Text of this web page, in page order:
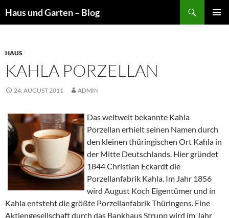
Haus und Garten – Blog
HAUS
KAHLA PORZELLAN
24. AUGUST 2011 ADMIN
Das weltweit bekannte Kahla
Porzellan erhielt seinen Namen durch
den kleinen thüringischen Ort Kahla in
der Mitte Deutschlands. Hier gründet
1844 Christian Eckardt die
Porzellanfabrik Kahla. Im Jahr 1856
wird August Koch Eigentümer und in
Kahla entsteht die größte Porzellanfabrik Thüringens. Eine
Aktiengesellschaft durch das Bankhaus Strupp wird im Jahr